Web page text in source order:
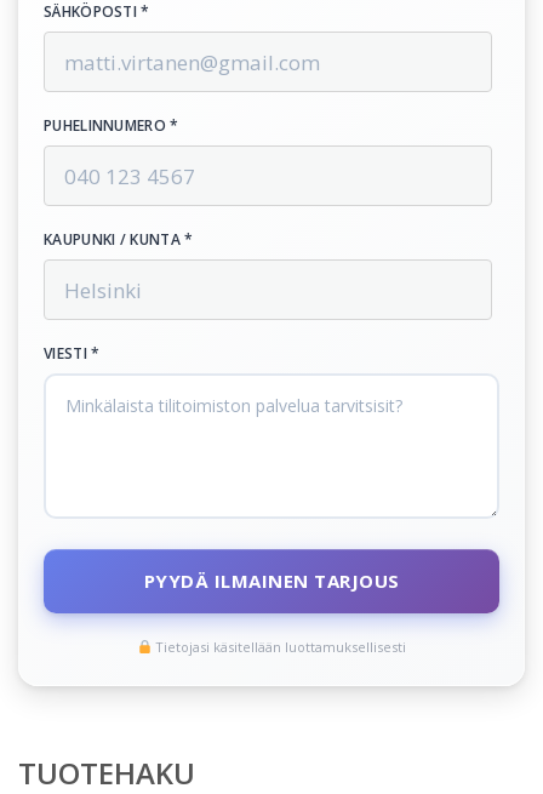
SÄHKÖPOSTI *
PUHELINNUMERO *
KAUPUNKI / KUNTA *
VIESTI *
PYYDÄ ILMAINEN TARJOUS
Tietojasi käsitellään luottamuksellisesti
TUOTEHAKU